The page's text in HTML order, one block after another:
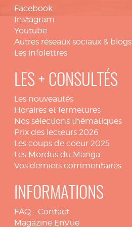
Facebook
Instagram
Youtube
Autres réseaux sociaux & blogs
Les infolettres
LES + CONSULTÉS
Les nouveautés
Horaires et fermetures
Nos sélections thématiques
Prix des lecteurs 2026
Les coups de coeur 2025
Les Mordus du Manga
Vos derniers commentaires
INFORMATIONS
FAQ - Contact
Magazine EnVue